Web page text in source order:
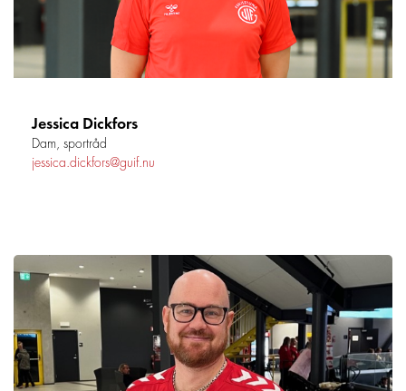
Jessica Dickfors
Dam, sportråd
jessica.dickfors@guif.nu